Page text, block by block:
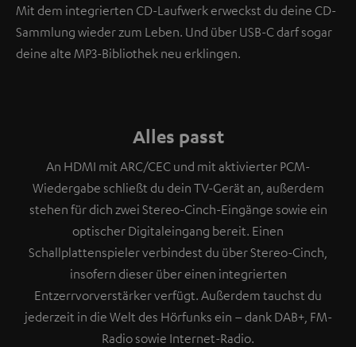
Mit dem integrierten CD-Laufwerk erweckst du deine CD-
Sammlung wieder zum Leben. Und über USB-C darf sogar
deine alte MP3-Bibliothek neu erklingen.
Alles passt
An HDMI mit ARC/CEC und mit aktivierter PCM-
Wiedergabe schließt du dein TV-Gerät an, außerdem
stehen für dich zwei Stereo-Cinch-Eingänge sowie ein
optischer Digitaleingang bereit. Einen
Schallplattenspieler verbindest du über Stereo-Cinch,
insofern dieser über einen integrierten
Entzerrvorverstärker verfügt. Außerdem tauchst du
jederzeit in die Welt des Hörfunks ein – dank DAB+, FM-
Radio sowie Internet-Radio.